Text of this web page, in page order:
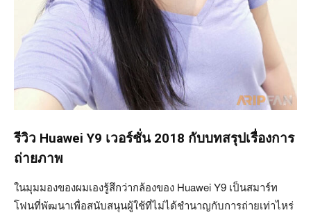
รีวิว Huawei Y9 เวอร์ชั่น 2018 กับบทสรุปเรื่องการ
ถ่ายภาพ
ในมุมมองของผมเองรู้สึกว่ากล้องของ Huawei Y9 เป็นสมาร์ท
โฟนที่พัฒนาเพื่อสนับสนุนผู้ใช้ที่ไม่ได้ชำนาญกับการถ่ายเท่าไหร่